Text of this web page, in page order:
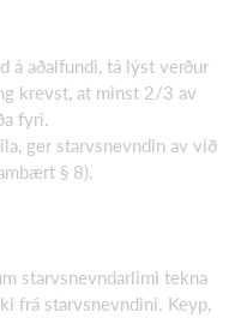
á aðalfundi, tá lýst verður
krevst, at minst 2/3 av
fyri.
ger starvsnevndin av við
§ 8).
starvsnevndarlimi tekna
frá starvsnevndini. Keyp,